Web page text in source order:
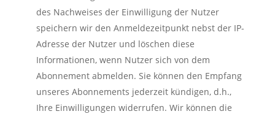
des Nachweises der Einwilligung der Nutzer
speichern wir den Anmeldezeitpunkt nebst der IP-
Adresse der Nutzer und löschen diese
Informationen, wenn Nutzer sich von dem
Abonnement abmelden. Sie können den Empfang
unseres Abonnements jederzeit kündigen, d.h.,
Ihre Einwilligungen widerrufen. Wir können die